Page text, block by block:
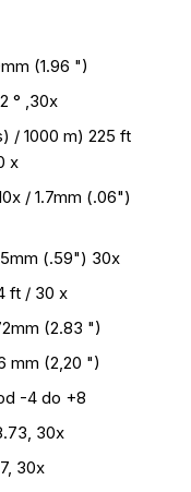
(1.96 ")
° ,30x
/ 1000 m) 225 ft
x
/ 1.7mm (.06")
(.59") 30x
ft / 30 x
(2.83 ")
mm (2,20 ")
-4 do +8
30x
30x